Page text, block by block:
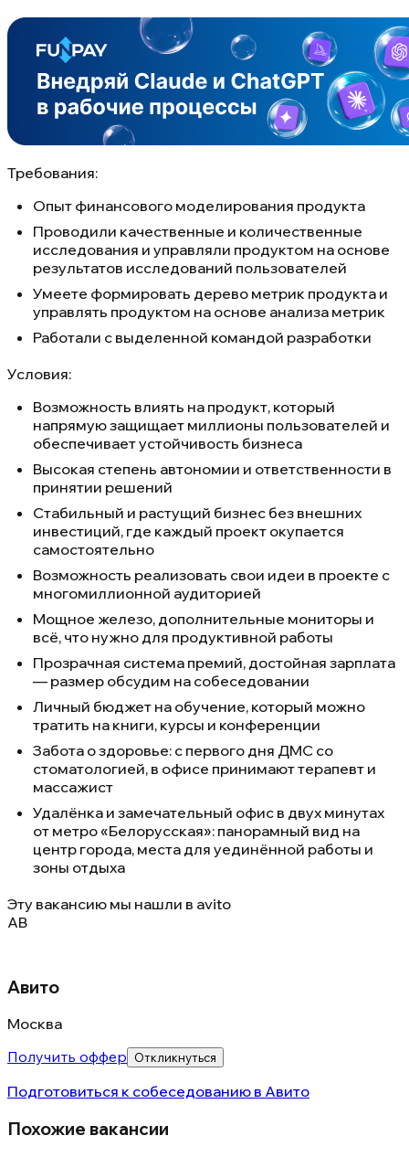
Требования:
Опыт финансового моделирования продукта
Проводили качественные и количественные
исследования и управляли продуктом на основе
результатов исследований пользователей
Умеете формировать дерево метрик продукта и
управлять продуктом на основе анализа метрик
Работали с выделенной командой разработки
Условия:
Возможность влиять на продукт, который
напрямую защищает миллионы пользователей и
обеспечивает устойчивость бизнеса
Высокая степень автономии и ответственности в
принятии решений
Стабильный и растущий бизнес без внешних
инвестиций, где каждый проект окупается
самостоятельно
Возможность реализовать свои идеи в проекте с
многомиллионной аудиторией
Мощное железо, дополнительные мониторы и
всё, что нужно для продуктивной работы
Прозрачная система премий, достойная зарплата
— размер обсудим на собеседовании
Личный бюджет на обучение, который можно
тратить на книги, курсы и конференции
Забота о здоровье: с первого дня ДМС со
стоматологией, в офисе принимают терапевт и
массажист
Удалёнка и замечательный офис в двух минутах
от метро «Белорусская»: панорамный вид на
центр города, места для уединённой работы и
зоны отдыха
Эту вакансию мы нашли в avito
АВ
Авито
Москва
Получить оффер
Откликнуться
Подготовиться к собеседованию в Авито
Похожие вакансии